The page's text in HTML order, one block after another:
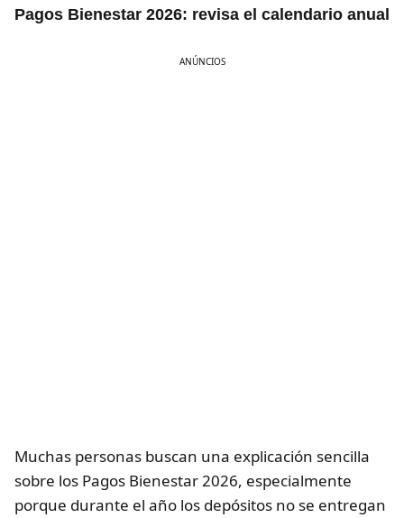
Pagos Bienestar 2026: revisa el calendario anual
ANÚNCIOS
Muchas personas buscan una explicación sencilla
sobre los Pagos Bienestar 2026, especialmente
porque durante el año los depósitos no se entregan